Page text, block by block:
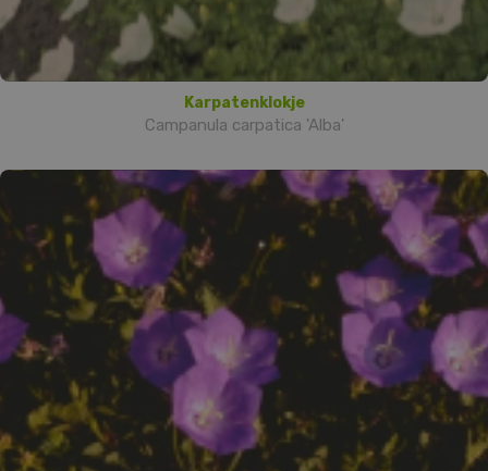
Karpatenklokje
Campanula carpatica 'Alba'